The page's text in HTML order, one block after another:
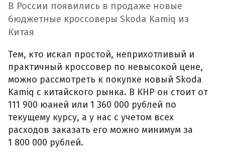
В России появились в продаже новые
бюджетные кроссоверы Skoda Kamiq из
Китая
Тем, кто искал простой, неприхотливый и
практичный кроссовер по невысокой цене,
можно рассмотреть к покупке новый Skoda
Kamiq с китайского рынка. В КНР он стоит от
111 900 юаней или 1 360 000 рублей по
текущему курсу, а у нас с учетом всех
расходов заказать его можно минимум за
1 800 000 рублей.